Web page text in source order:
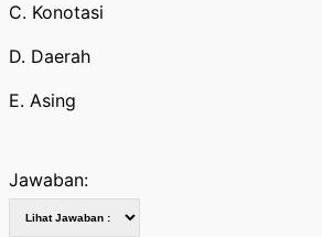
C. Konotasi
D. Daerah
E. Asing
Jawaban: